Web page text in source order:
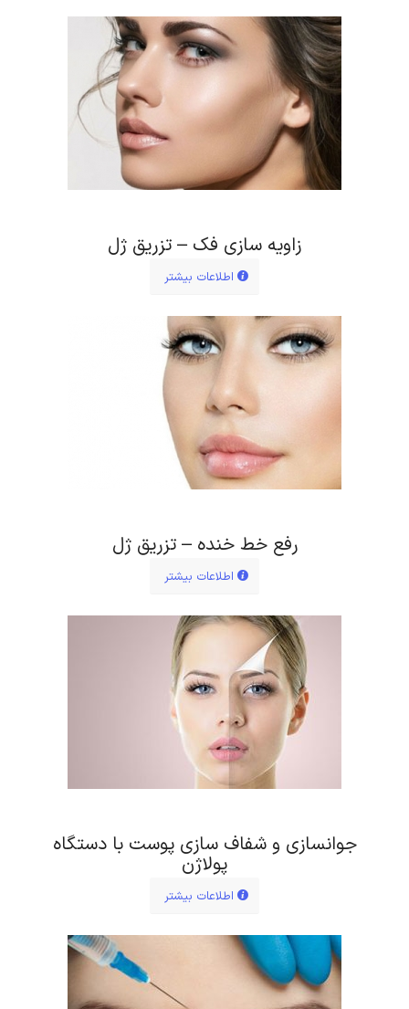
زاویه سازی فک – تزریق ژل
اطلاعات بیشتر
رفع خط خنده – تزریق ژل
اطلاعات بیشتر
جوانسازی و شفاف سازی پوست با دستگاه
پولاژن
اطلاعات بیشتر